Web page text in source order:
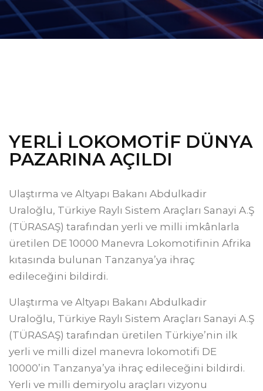
YERLİ LOKOMOTİF DÜNYA
PAZARINA AÇILDI
Ulaştırma ve Altyapı Bakanı Abdulkadir
Uraloğlu, Türkiye Raylı Sistem Araçları Sanayi A.Ş
(TÜRASAŞ) tarafından yerli ve milli imkânlarla
üretilen DE 10000 Manevra Lokomotifinin Afrika
kıtasında bulunan Tanzanya’ya ihraç
edileceğini bildirdi.
Ulaştırma ve Altyapı Bakanı Abdulkadir
Uraloğlu, Türkiye Raylı Sistem Araçları Sanayi A.Ş
(TÜRASAŞ) tarafından üretilen Türkiye’nin ilk
yerli ve milli dizel manevra lokomotifi DE
10000’in Tanzanya’ya ihraç edileceğini bildirdi.
Yerli ve milli demiryolu araçları vizyonu